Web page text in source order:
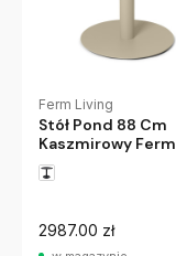
Ferm Living
Stół Pond 88 Cm
Kaszmirowy Ferm
Living
2987.00 zł